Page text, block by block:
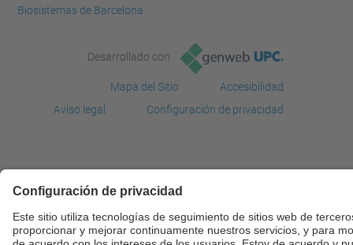
Biosistemas de Barcelona
Desarrollado con
Mapa del Sitio
Accesibilidad
Aviso legal
Configuración de privacidad